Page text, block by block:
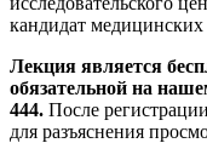
кандидат медицинских
Лекция является
обязательной на
444. После
для разъяснения